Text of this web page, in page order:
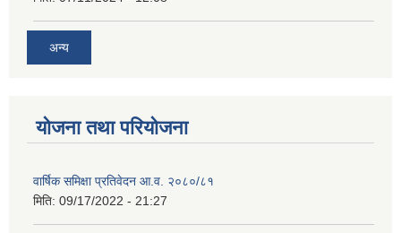
अन्य
योजना तथा परियोजना
वार्षिक समिक्षा प्रतिवेदन आ.व. २०८०/८१
मिति: 09/17/2022 - 21:27